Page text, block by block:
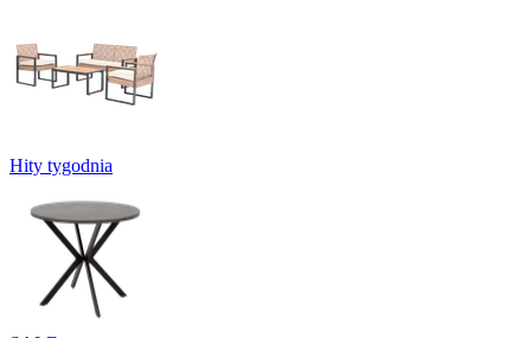
Hity tygodnia